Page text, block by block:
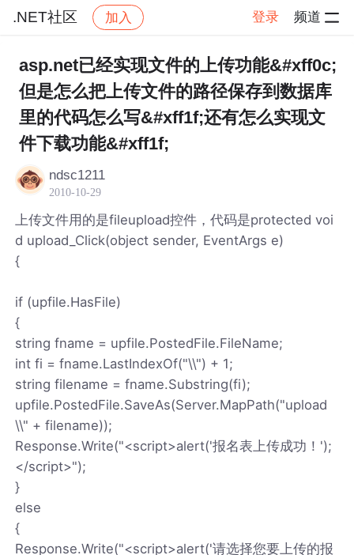
.NET社区 加入 登录 频道
.NET社区 帖子详情
asp.net已经实现文件的上传功能&#xff0c;
但是怎么把上传文件的路径保存到数据库
里的代码怎么写&#xff1f;还有怎么实现文
件下载功能&#xff1f;
ndsc1211
2010-10-29
上传文件用的是fileupload控件，代码是protected voi
d upload_Click(object sender, EventArgs e)
{
if (upfile.HasFile)
{
string fname = upfile.PostedFile.FileName;
int fi = fname.LastIndexOf("\\") + 1;
string filename = fname.Substring(fi);
upfile.PostedFile.SaveAs(Server.MapPath("upload
\\" + filename));
Response.Write("<script>alert('报名表上传成功！');
</script>");
}
else
{
Response.Write("<script>alert('请选择您要上传的报